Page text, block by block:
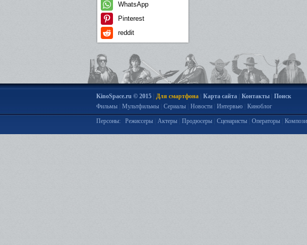
WhatsApp
Pinterest
reddit
KinoSpace.ru © 2015| Для смартфона| Карта сайта| Контакты| Поиск
Фильмы| Мультфильмы| Сериалы| Новости| Интервью| Киноблог
Персоны: Режиссеры| Актеры| Продюсеры| Сценаристы| Операторы|